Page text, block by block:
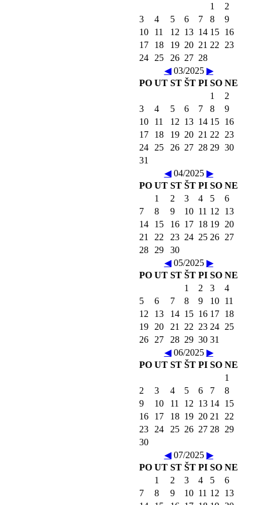
1
2
3
4 5 6 7 8
9
10
11 12 13 14 15 16
17
18 19 20 21 22
23
24
25 26 27 28
◀03/2025 ▶
PO UT ST ŠT PI SO NE
1
2
3
4 5 6 7 8
9
10
11 12 13 14 15 16
17
18 19 20 21 22
23
24
25 26 27 28 29 30
31
◀04/2025 ▶
PO UT ST ŠT PI SO NE
1
2 3 4 5
6
7
8 9 10 11 12
13
14
15 16 17 18 19 20
21
22 23 24 25 26 27
28
29
30
◀05/2025 ▶
PO UT ST ŠT PI SO NE
1
2 3
4
5
6 7 8 9 10 11
12
13 14 15 16 17 18
19
20 21 22 23 24 25
26
27 28 29 30 31
◀06/2025 ▶
PO UT ST ŠT PI SO NE
1
2
3 4 5 6 7
8
9
10 11 12 13 14 15
16
17 18 19 20 21
22
23
24 25 26 27 28 29
30
◀07/2025 ▶
PO UT ST ŠT PI SO NE
1
2 3 4 5
6
7
8 9 10 11 12
13